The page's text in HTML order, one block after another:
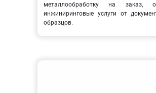
металлообработку на заказ,
инжиниринговые услуги от
образцов.